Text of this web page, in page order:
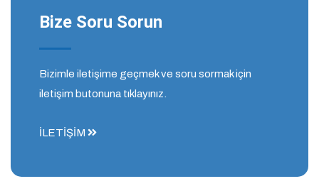
Bize Soru Sorun
Bizimle iletişime geçmek ve soru sormak için
iletişim butonuna tıklayınız.
İLETİŞİM